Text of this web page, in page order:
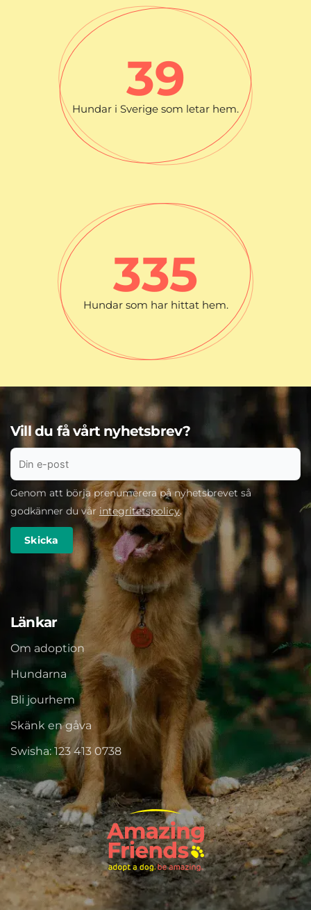
Hundar i Sverige som letar hem.
39
Hundar som har hittat hem.
335
Länkar
Om adoption
Hundarna
Bli jourhem
Skänk en gåva
Swisha: 123 413 0738
Vill du få vårt nyhetsbrev?
Genom att börja prenumerera på nyhetsbrevet så
godkänner du vår integritetspolicy.